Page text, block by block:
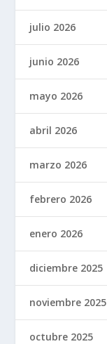
julio 2026
junio 2026
mayo 2026
abril 2026
marzo 2026
febrero 2026
enero 2026
diciembre 2025
noviembre 2025
octubre 2025